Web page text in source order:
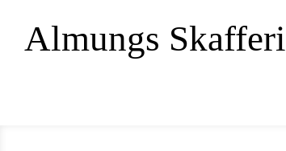
Almungs Skafferi